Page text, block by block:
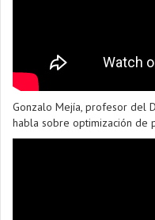
Gonzalo Mejía, profesor del
habla sobre optimización de